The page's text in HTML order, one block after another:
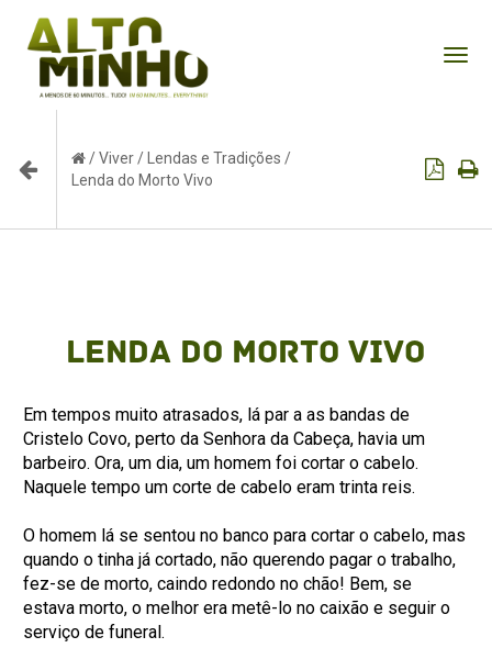
/Viver/ Lendas e Tradições /
Lenda do Morto Vivo
Lenda do Morto Vivo
Em tempos muito atrasados, lá par a as bandas de
Cristelo Covo, perto da Senhora da Cabeça, havia um
barbeiro. Ora, um dia, um homem foi cortar o cabelo.
Naquele tempo um corte de cabelo eram trinta reis.
O homem lá se sentou no banco para cortar o cabelo, mas
quando o tinha já cortado, não querendo pagar o trabalho,
fez-se de morto, caindo redondo no chão! Bem, se
estava morto, o melhor era metê-lo no caixão e seguir o
serviço de funeral.